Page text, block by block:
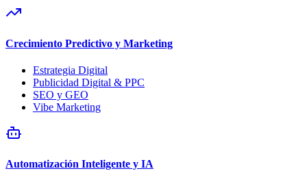
Crecimiento Predictivo y Marketing
Estrategia Digital
Publicidad Digital & PPC
SEO y GEO
Vibe Marketing
Automatización Inteligente y IA